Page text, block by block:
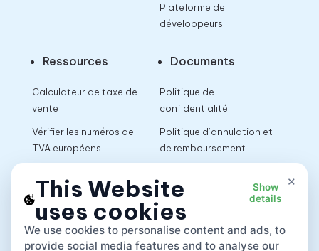
Plateforme de
développeurs
Ressources
Calculateur de taxe de
vente
Vérifier les numéros de
TVA européens
Documents
Politique de
confidentialité
Politique d’annulation et
de remboursement
App
×
This Website
uses cookies
Show
details
We use cookies to personalise content and ads, to
provide social media features and to analyse our